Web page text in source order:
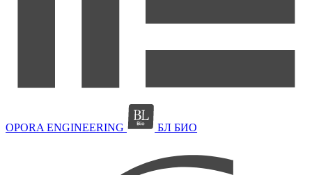
OPORA ENGINEERING БЛ БИО